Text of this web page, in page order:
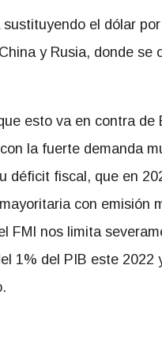
el dólar
y Rusia, donde se
esto va en contra de
la fuerte demanda
déficit fiscal, que en
con emisión
FMI nos limita
1% del PIB este 2022